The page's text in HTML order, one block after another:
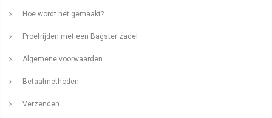
Hoe wordt het gemaakt?
Proefrijden met een Bagster zadel
Algemene voorwaarden
Betaalmethoden
Verzenden